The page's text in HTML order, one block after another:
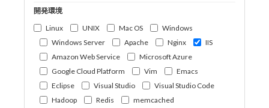
開発環境
Linux
UNIX Mac OS
Windows
Windows Server
Apache Nginx
IIS
Amazon Web Service
Microsoft Azure
Google Cloud Platform
Vim
Emacs
Eclipse
Visual Studio
Visual Studio Code
Hadoop
Redis
memcached